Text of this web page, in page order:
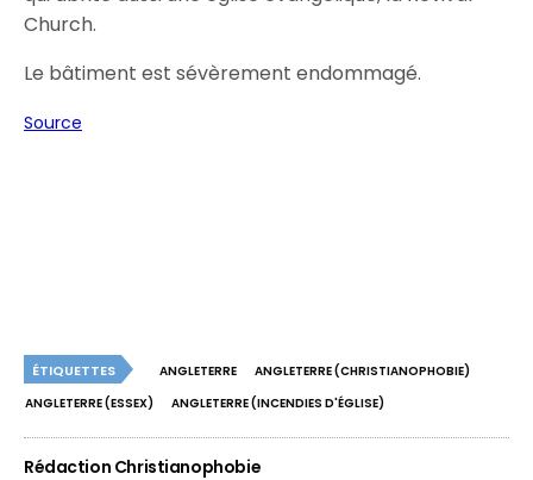
Church.
Le bâtiment est sévèrement endommagé.
Source
ÉTIQUETTES ANGLETERRE
ANGLETERRE (CHRISTIANOPHOBIE)
ANGLETERRE (ESSEX)
ANGLETERRE (INCENDIES D'ÉGLISE)
Rédaction Christianophobie